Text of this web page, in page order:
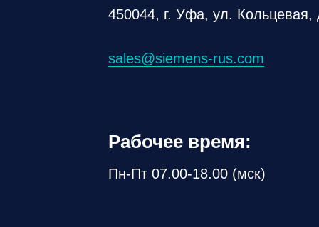
450044, г. Уфа, ул. Кольцевая,
sales@siemens-rus.com
Пн-Пт 07.00-18.00 (мск)
Рабочее время: